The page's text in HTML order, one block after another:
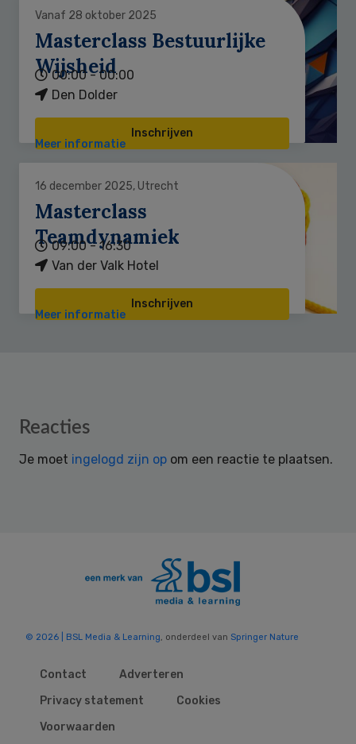
Vanaf 28 oktober 2025
Masterclass Bestuurlijke
Wijsheid
00:00 - 00:00
Den Dolder
Inschrijven
Meer informatie
16 december 2025, Utrecht
Masterclass
Teamdynamiek
09:00 - 16:30
Van der Valk Hotel
Inschrijven
Meer informatie
Reader
Reacties
Je moet ingelogd zijn op om een reactie te plaatsen.
© 2026 | BSL Media & Learning , onderdeel van Springer Nature
Contact
Adverteren
Privacy statement
Cookies
Voorwaarden